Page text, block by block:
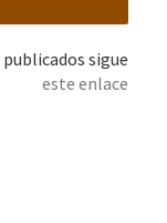
sigue
este enlace